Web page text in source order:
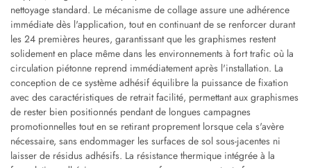
nettoyage standard. Le mécanisme de collage assure une adhérence
immédiate dès l'application, tout en continuant de se renforcer durant
les 24 premières heures, garantissant que les graphismes restent
solidement en place même dans les environnements à fort trafic où la
circulation piétonne reprend immédiatement après l'installation. La
conception de ce système adhésif équilibre la puissance de fixation
avec des caractéristiques de retrait facilité, permettant aux graphismes
de rester bien positionnés pendant de longues campagnes
promotionnelles tout en se retirant proprement lorsque cela s'avère
nécessaire, sans endommager les surfaces de sol sous-jacentes ni
laisser de résidus adhésifs. La résistance thermique intégrée à la